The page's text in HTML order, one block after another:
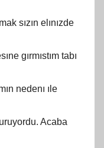
sızın elınızde
gırmıstım tabı
nedenı ıle
Acaba